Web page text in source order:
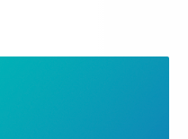
Palombella,